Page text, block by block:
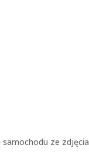
ze zdjęcia